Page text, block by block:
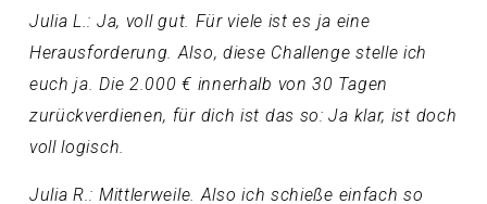
Julia L.: Ja, voll gut. Für viele ist es ja eine
Herausforderung. Also, diese Challenge stelle ich
euch ja. Die 2.000 € innerhalb von 30 Tagen
zurückverdienen, für dich ist das so: Ja klar, ist doch
voll logisch.
Julia R.: Mittlerweile. Also ich schieße einfach so